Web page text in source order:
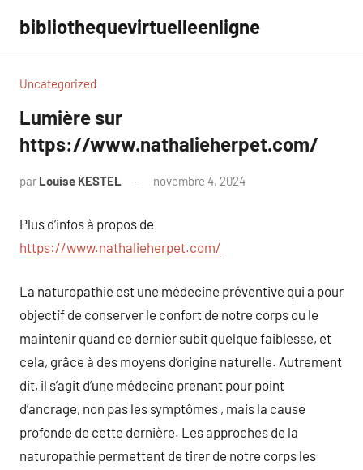
contenu
bibliothequevirtuelleenligne
Uncategorized
Lumière sur
https://www.nathalieherpet.com/
par Louise KESTEL novembre 4, 2024
Plus d’infos à propos de
https://www.nathalieherpet.com/
La naturopathie est une médecine préventive qui a pour
objectif de conserver le confort de notre corps ou le
maintenir quand ce dernier subit quelque faiblesse, et
cela, grâce à des moyens d’origine naturelle. Autrement
dit, il s’agit d’une médecine prenant pour point
d’ancrage, non pas les symptômes , mais la cause
profonde de cette dernière. Les approches de la
naturopathie permettent de tirer de notre corps les